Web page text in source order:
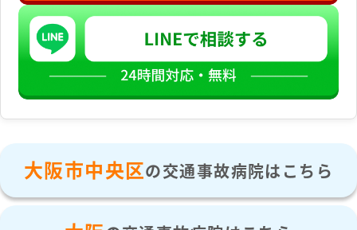
大阪市中央区の交通事故病院はこちら